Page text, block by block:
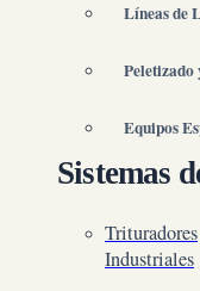
Líneas de
Equipos
Sistemas
Trituradores
Industriales